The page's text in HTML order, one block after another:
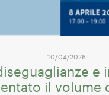
10/04/2026
e
il volume